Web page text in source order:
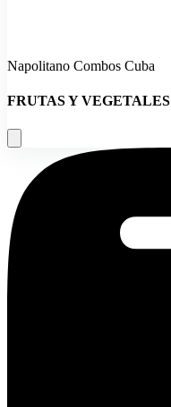
Napolitano Combos Cuba
FRUTAS Y VEGETALES